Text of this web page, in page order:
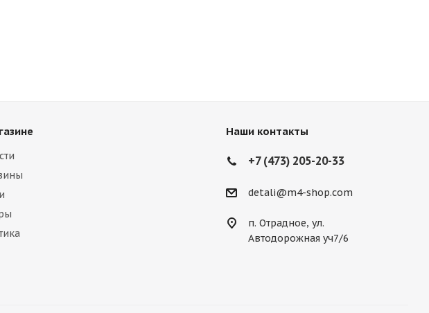
Наши контакты
+7 (473) 205-20-33
detali@m4-shop.com
п. Отрадное, ул.
Автодорожная уч7/6